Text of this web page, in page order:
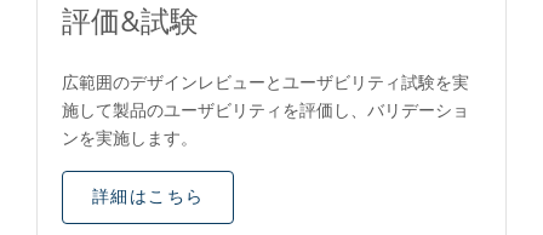
評価&試験
広範囲のデザインレビューとユーザビリティ試験を実
施して製品のユーザビリティを評価し、バリデーショ
ンを実施します。
詳細はこちら